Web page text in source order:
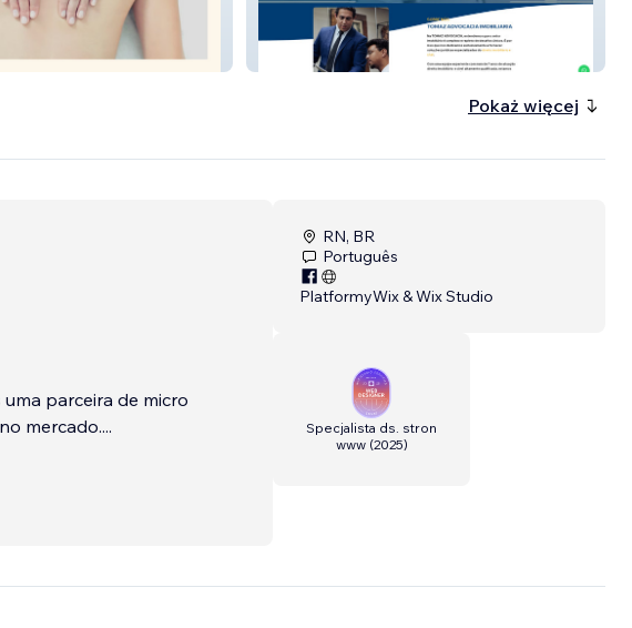
The TOMAZ ADVOCACIA
Pokaż więcej
parceira de micro
mercado....
RN, BR
Português
PlatformyWix & Wix Studio
Specjalista ds. stron
www(2025)